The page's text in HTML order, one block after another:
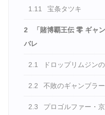
1.11 宝条タツキ
2
「賭博覇王伝 零 ギャ
バレ
2.1 ドロップリムジン
2.2 不敗のギャンブラ
2.3 プロゴルファー・